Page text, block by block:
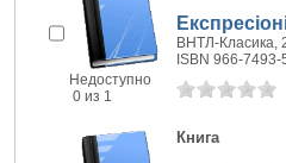
Недоступно
0 из 1
ВНТЛ-Класика,
ISBN 966-7493-
Книга